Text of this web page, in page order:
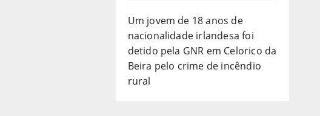
Um jovem de 18 anos de
nacionalidade irlandesa foi
detido pela GNR em Celorico da
Beira pelo crime de incêndio
rural